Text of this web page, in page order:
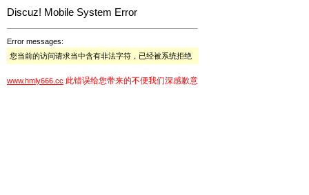
Discuz! Mobile System Error
Error messages:
您当前的访问请求当中含有非法字符，已经被系统拒绝
www.hmly666.cc 此错误给您带来的不便我们深感歉意